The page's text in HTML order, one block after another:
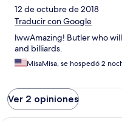
12 de octubre de 2018
Traducir con Google
lwwAmazing! Butler who
and billiards.
MisaMisa, se hospedó 2
Ver 2 opiniones